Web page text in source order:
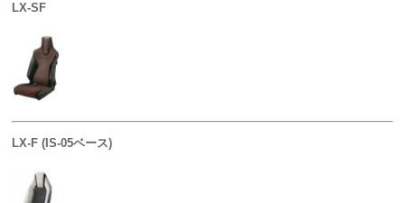
LX-SF
LX-F (IS-05ベース)